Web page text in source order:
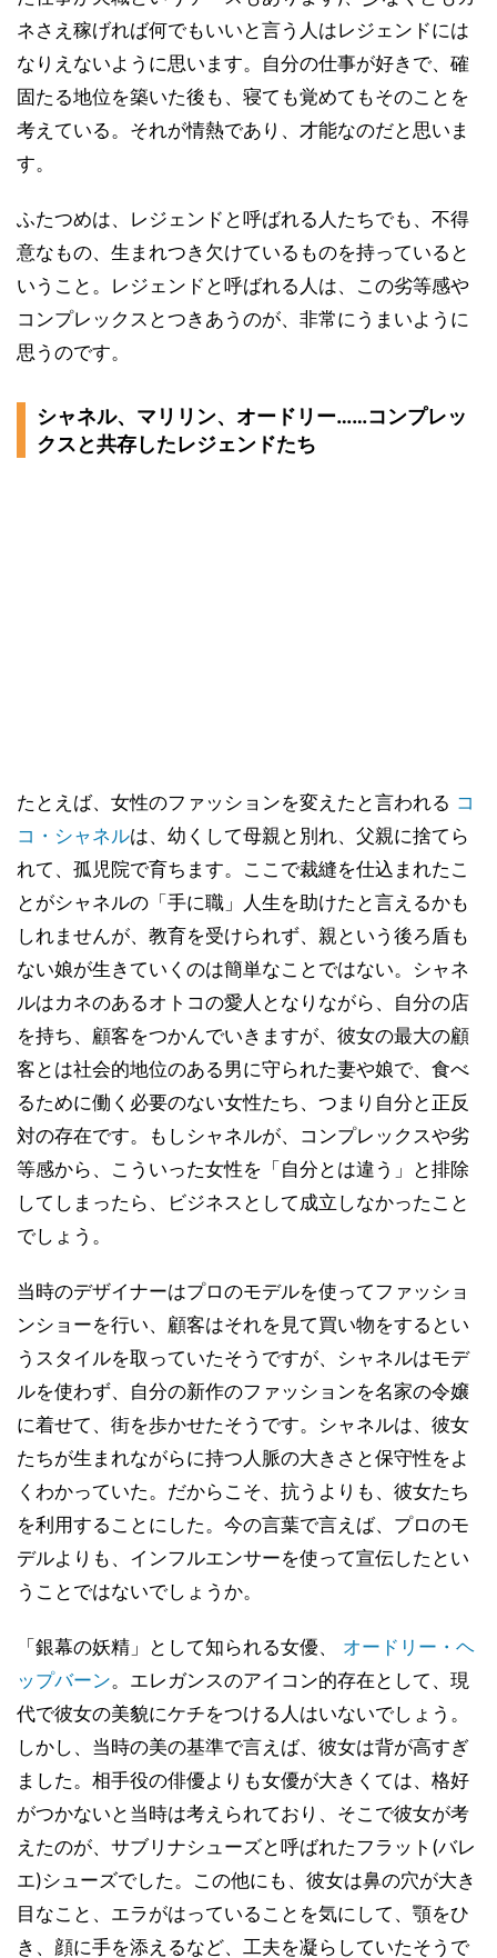
ネさえ稼げれば何でもいいと言う人はレジェンドには
なりえないように思います。自分の仕事が好きで、確
固たる地位を築いた後も、寝ても覚めてもそのことを
考えている。それが情熱であり、才能なのだと思いま
す。
ふたつめは、レジェンドと呼ばれる人たちでも、不得
意なもの、生まれつき欠けているものを持っていると
いうこと。レジェンドと呼ばれる人は、この劣等感や
コンプレックスとつきあうのが、非常にうまいように
思うのです。
シャネル、マリリン、オードリー……コンプレッ
クスと共存したレジェンドたち
たとえば、女性のファッションを変えたと言われる コ
コ・シャネルは、幼くして母親と別れ、父親に捨てら
れて、孤児院で育ちます。ここで裁縫を仕込まれたこ
とがシャネルの「手に職」人生を助けたと言えるかも
しれませんが、教育を受けられず、親という後ろ盾も
ない娘が生きていくのは簡単なことではない。シャネ
ルはカネのあるオトコの愛人となりながら、自分の店
を持ち、顧客をつかんでいきますが、彼女の最大の顧
客とは社会的地位のある男に守られた妻や娘で、食べ
るために働く必要のない女性たち、つまり自分と正反
対の存在です。もしシャネルが、コンプレックスや劣
等感から、こういった女性を「自分とは違う」と排除
してしまったら、ビジネスとして成立しなかったこと
でしょう。
当時のデザイナーはプロのモデルを使ってファッショ
ンショーを行い、顧客はそれを見て買い物をするとい
うスタイルを取っていたそうですが、シャネルはモデ
ルを使わず、自分の新作のファッションを名家の令嬢
に着せて、街を歩かせたそうです。シャネルは、彼女
たちが生まれながらに持つ人脈の大きさと保守性をよ
くわかっていた。だからこそ、抗うよりも、彼女たち
を利用することにした。今の言葉で言えば、プロのモ
デルよりも、インフルエンサーを使って宣伝したとい
うことではないでしょうか。
「銀幕の妖精」として知られる女優、 オードリー・ヘ
ップバーン。エレガンスのアイコン的存在として、現
代で彼女の美貌にケチをつける人はいないでしょう。
しかし、当時の美の基準で言えば、彼女は背が高すぎ
ました。相手役の俳優よりも女優が大きくては、格好
がつかないと当時は考えられており、そこで彼女が考
えたのが、サブリナシューズと呼ばれたフラット(バレ
エ)シューズでした。この他にも、彼女は鼻の穴が大き
目なこと、エラがはっていることを気にして、顎をひ
き、顔に手を添えるなど、工夫を凝らしていたそうで